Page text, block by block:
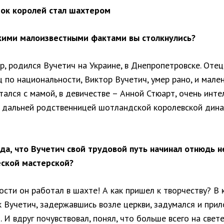
королей стал шахтером
малоизвестными фактами вы столкнулись?
родился Вучетич на Украине, в Днепропетровске. Отец
по национальности, Виктор Вучетич, умер рано, и
с мамой, в девичестве – Анной Стюарт, очень
родственницей шотландской королевской
что Вучетич свой трудовой путь начинал отнюдь
мастерской?
он работал в шахте! А как пришел к творчеству? В
Вучетич, задержавшись возле церкви, задумался и
И вдруг почувствовал, понял, что больше всего на